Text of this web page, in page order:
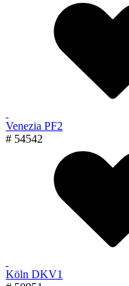
Venezia PF2
# 54542
Köln DKV1